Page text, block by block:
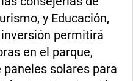
y Educación,
permitirá
en el parque,
solares para